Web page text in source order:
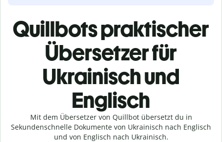
Quillbots praktischer
Übersetzer für
Ukrainisch und
Englisch
Mit dem Übersetzer von Quillbot übersetzt du in
Sekundenschnelle Dokumente von Ukrainisch nach Englisch
und von Englisch nach Ukrainisch.